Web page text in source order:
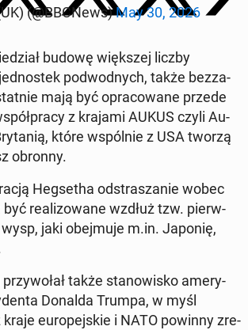
(@BBCNews)May 30, 2026
budowę więk­szej liczby
pod­wod­nych, także bez­za­
mają być opra­co­wa­ne przede
z krajami AUKUS czyli Au­
które wspól­nie z USA tworzą
obronny.
Heg­se­tha od­stra­sza­nie wobec
być re­ali­zo­wa­ne wzdłuż tzw. pierw­
jaki obej­mu­je m.in. Japonię,
także sta­no­wi­sko ame­ry­
Donalda Trumpa, w myśl
eu­ro­pej­skie i NATO powinny zre­